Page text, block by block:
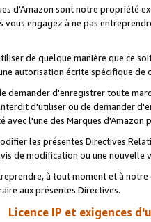
d'Amazon sont notre propriété
vous engagez à ne pas
de quelque manière que ce
autorisation écrite spécifique de
demander d'enregistrer toute
d'utiliser ou de demander
l'une des Marques
les présentes Directives
de modification ou une nouvelle
à tout moment et à
aux présentes Directives.
Licence IP et exigences